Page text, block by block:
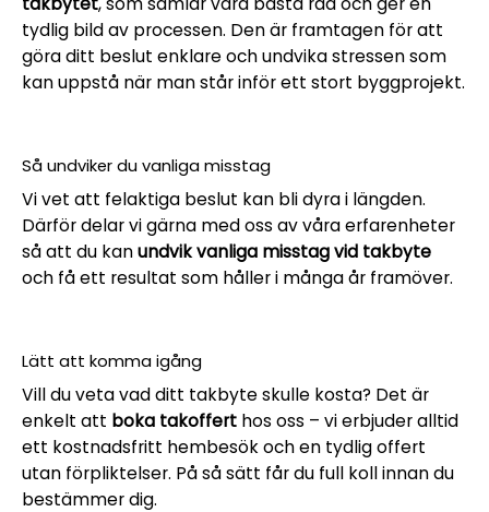
tydlig bild av processen. Den är framtagen för att
göra ditt beslut enklare och undvika stressen som
kan uppstå när man står inför ett stort byggprojekt.
Så undviker du vanliga misstag
Vi vet att felaktiga beslut kan bli dyra i längden.
Därför delar vi gärna med oss av våra erfarenheter
så att du kanundvik vanliga misstag vid takbyte
och få ett resultat som håller i många år framöver.
Lätt att komma igång
Vill du veta vad ditt takbyte skulle kosta? Det är
enkelt att boka takoffert hos oss – vi erbjuder alltid
ett kostnadsfritt hembesök och en tydlig offert
utan förpliktelser. På så sätt får du full koll innan du
bestämmer dig.